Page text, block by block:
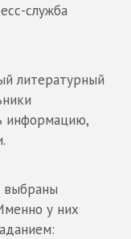
служба
литературный
информацию,
выбраны
у них